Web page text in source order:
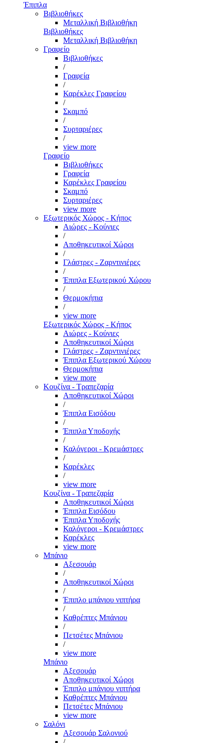
Έπιπλα
Βιβλιοθήκες
Μεταλλική Βιβλιοθήκη
Βιβλιοθήκες
Μεταλλική Βιβλιοθήκη
Γραφείο
Βιβλιοθήκες
/
Γραφεία
/
Καρέκλες Γραφείου
/
Σκαμπό
/
Συρταριέρες
/
view more
Γραφείο
Βιβλιοθήκες
Γραφεία
Καρέκλες Γραφείου
Σκαμπό
Συρταριέρες
view more
Εξωτερικός Χώρος - Κήπος
Αιώρες - Κούνιες
/
Αποθηκευτικοί Χώροι
/
Γλάστρες - Ζαρντινιέρες
/
Έπιπλα Εξωτερικού Χώρου
/
Θερμοκήπια
/
view more
Εξωτερικός Χώρος - Κήπος
Αιώρες - Κούνιες
Αποθηκευτικοί Χώροι
Γλάστρες - Ζαρντινιέρες
Έπιπλα Εξωτερικού Χώρου
Θερμοκήπια
view more
Κουζίνα - Τραπεζαρία
Αποθηκευτικοί Χώροι
/
Έπιπλα Εισόδου
/
Έπιπλα Υποδοχής
/
Καλόγεροι - Κρεμάστρες
/
Καρέκλες
/
view more
Κουζίνα - Τραπεζαρία
Αποθηκευτικοί Χώροι
Έπιπλα Εισόδου
Έπιπλα Υποδοχής
Καλόγεροι - Κρεμάστρες
Καρέκλες
view more
Μπάνιο
Αξεσουάρ
/
Αποθηκευτικοί Χώροι
/
Έπιπλο μπάνιου νιπτήρα
/
Καθρέπτες Μπάνιου
/
Πετσέτες Μπάνιου
/
view more
Μπάνιο
Αξεσουάρ
Αποθηκευτικοί Χώροι
Έπιπλο μπάνιου νιπτήρα
Καθρέπτες Μπάνιου
Πετσέτες Μπάνιου
view more
Σαλόνι
Αξεσουάρ Σαλονιού